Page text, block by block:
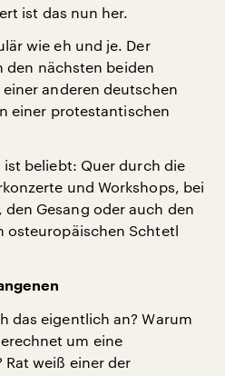
ist das nun her.
wie eh und je. Der
nächsten beiden
anderen deutschen
einer protestantischen
beliebt: Quer durch die
und Workshops, bei
Gesang oder auch den
osteuropäischen Schtetl
das eigentlich an? Warum
um eine
weiß einer der